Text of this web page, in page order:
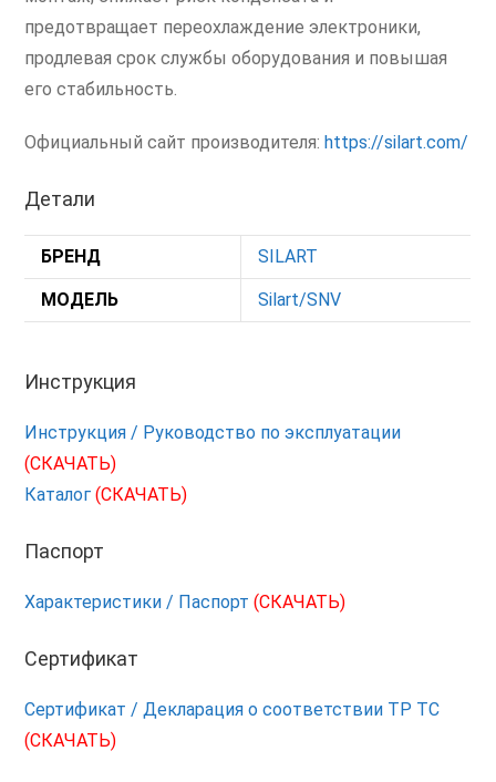
предотвращает переохлаждение электроники,
продлевая срок службы оборудования и повышая
его стабильность.
Официальный сайт производителя:https://silart.com/
Детали
БРЕНД SILART
МОДЕЛЬ Silart/SNV
Инструкция
Инструкция / Руководство по эксплуатации
(СКАЧАТЬ)
Каталог(СКАЧАТЬ)
Паспорт
Характеристики / Паспорт(СКАЧАТЬ)
Сертификат
Сертификат / Декларация о соответствии ТР ТС
(СКАЧАТЬ)